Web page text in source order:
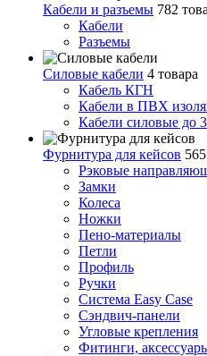
Кабели и разъемы 782
Кабели
Разъемы
Силовые кабели 4 товара
Кабель КГН
Кабели в ПВХ
Кабели силовые до
Фурнитура для кейсов
Рэковые
Замки
Колеса
Ножки
Пено-материалы
Петли
Профиль
Ручки
Система Easy Case
Сэндвич-панели
Угловые крепления
Фитинги,